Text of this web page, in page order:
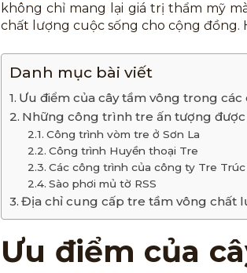
không chỉ mang lại giá trị thẩm mỹ
chất lượng cuộc sống cho cộng đồng.
Danh mục bài viết
Ưu điểm của cây tầm vông trong
Những công trình tre ấn tượng
Công trình vòm tre ở Sơn La
Công trình Huyền thoại Tre
Các công trình của công ty Tre
Sào phơi mủ tờ RSS
Địa chỉ cung cấp tre tầm vông chất
Ưu điểm của